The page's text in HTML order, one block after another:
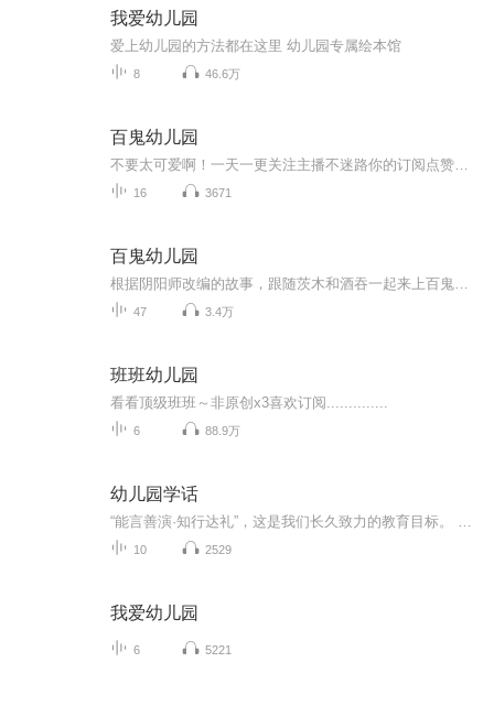
我爱幼儿园
爱上幼儿园的方法都在这里 幼儿园专属绘本馆
8 46.6万
百鬼幼儿园
16 3671
百鬼幼儿园
47 3.4万
班班幼儿园
看看顶级班班～非原创x3喜欢订阅..............
6 88.9万
幼儿园学话
10 2529
我爱幼儿园
6 5221